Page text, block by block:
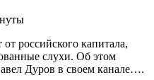
российского капитала,
слухи. Об этом
Дуров в своем канале….